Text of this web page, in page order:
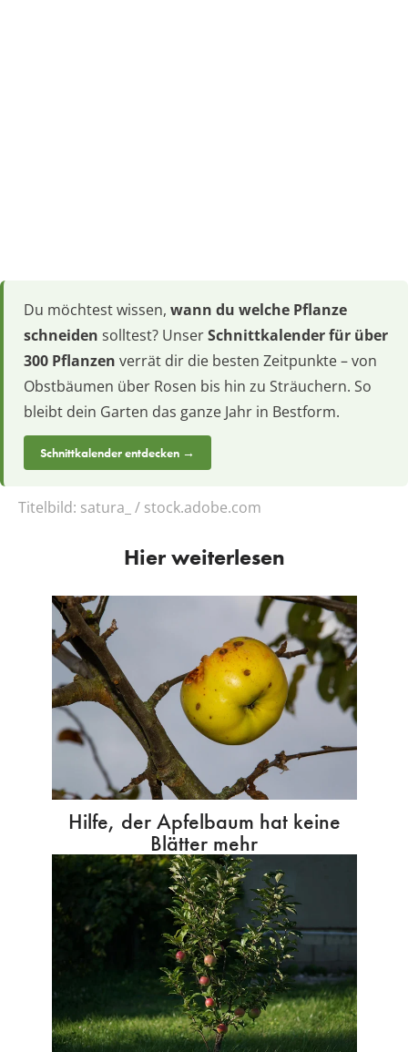
Du möchtest wissen, wann du welche Pflanze
schneiden solltest? UnserSchnittkalender für über
300 Pflanzen verrät dir die besten Zeitpunkte – von
Obstbäumen über Rosen bis hin zu Sträuchern. So
bleibt dein Garten das ganze Jahr in Bestform.
Schnittkalender entdecken →
Titelbild: satura_ / stock.adobe.com
Hier weiterlesen
Hilfe, der Apfelbaum hat keine
Blätter mehr